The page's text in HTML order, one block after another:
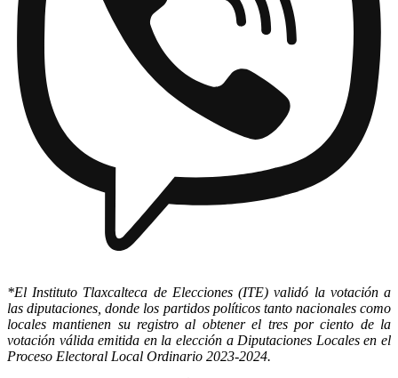
*El Instituto Tlaxcalteca de Elecciones (ITE) validó la votación a
las diputaciones, donde los partidos políticos tanto nacionales como
locales mantienen su registro al obtener el tres por ciento de la
votación válida emitida en la elección a Diputaciones Locales en el
Proceso Electoral Local Ordinario 2023-2024.